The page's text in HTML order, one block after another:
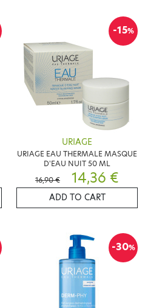
-15%
URIAGE
URIAGE EAU THERMALE MASQUE
D'EAU NUIT 50 ML
16,90 €
14,36 €
ADD TO CART
-30%